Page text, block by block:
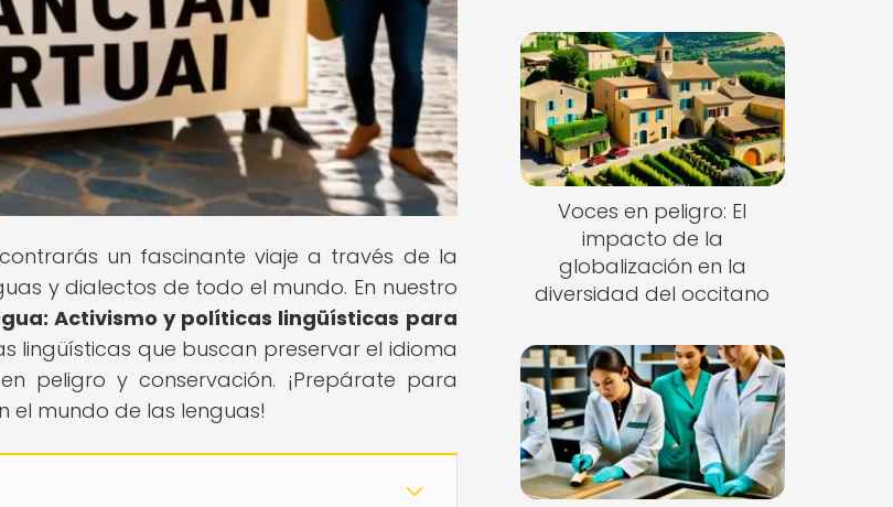
un fascinante viaje a través de la
y dialectos de todo el mundo. En nuestro
Activismo y políticas lingüísticas para
lingüísticas que buscan preservar el idioma
peligro y conservación. ¡Prepárate para
el mundo de las lenguas!
Voces en peligro: El
impacto de la
globalización en la
diversidad del occitano